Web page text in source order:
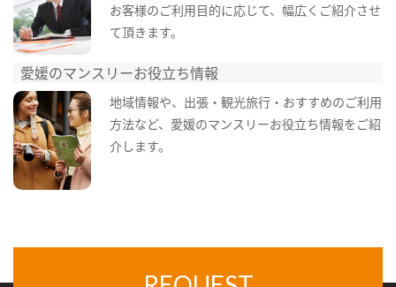
お客様のご利用目的に応じて、幅広くご紹介させ
て頂きます。
愛媛のマンスリーお役立ち情報
地域情報や、出張・観光旅行・おすすめのご利用
方法など、愛媛のマンスリーお役立ち情報をご紹
介します。